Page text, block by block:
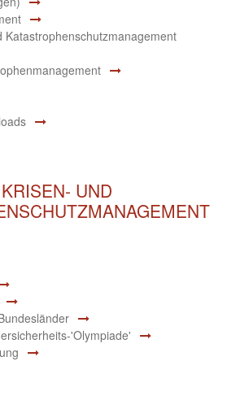
Katastrophenschutzmanagement
UND
'Olympiade'